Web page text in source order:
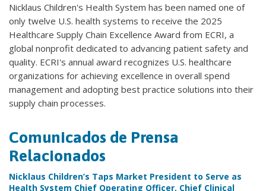
Nicklaus Children's Health System has been named one of
only twelve U.S. health systems to receive the 2025
Healthcare Supply Chain Excellence Award from ECRI, a
global nonprofit dedicated to advancing patient safety and
quality. ECRI's annual award recognizes U.S. healthcare
organizations for achieving excellence in overall spend
management and adopting best practice solutions into their
supply chain processes.
Comunicados de Prensa
Relacionados
Nicklaus Children’s Taps Market President to Serve as
Health System Chief Operating Officer, Chief Clinical